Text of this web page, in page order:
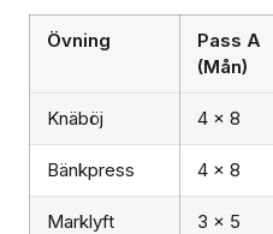
Övning
Pass A
(Mån)
Knäböj 4 × 8
Bänkpress 4 × 8
Marklyft 3 × 5